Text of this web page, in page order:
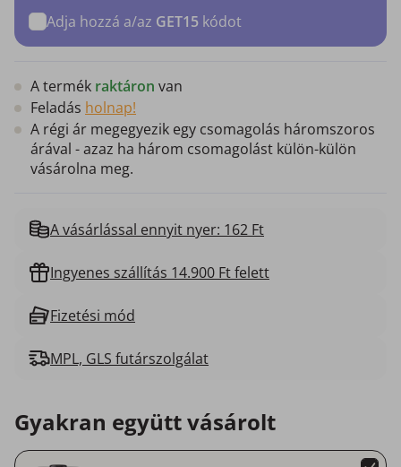
Adja hozzá a/az GET15 kódot
A termék raktáron van
Feladás holnap!
A régi ár megegyezik egy csomagolás háromszoros
árával - azaz ha három csomagolást külön-külön
vásárolna meg.
A vásárlással ennyit nyer: 162 Ft
Ingyenes szállítás 14.900 Ft felett
Fizetési mód
MPL, GLS futárszolgálat
Gyakran együtt vásárolt